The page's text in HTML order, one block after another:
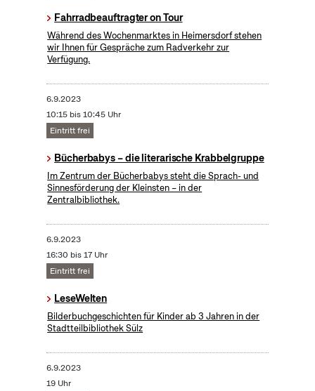
Fahrradbeauftragter on Tour
Während des Wochenmarktes in Heimersdorf stehen
wir Ihnen für Gespräche zum Radverkehr zur
Verfügung.
6.9.2023
10:15 bis 10:45 Uhr
Eintritt frei
Bücherbabys – die literarische Krabbelgruppe
Im Zentrum der Bücherbabys steht die Sprach- und
Sinnesförderung der Kleinsten – in der
Zentralbibliothek.
6.9.2023
16:30 bis 17 Uhr
Eintritt frei
LeseWelten
Bilderbuchgeschichten für Kinder ab 3 Jahren in der
Stadtteilbibliothek Sülz
6.9.2023
19 Uhr